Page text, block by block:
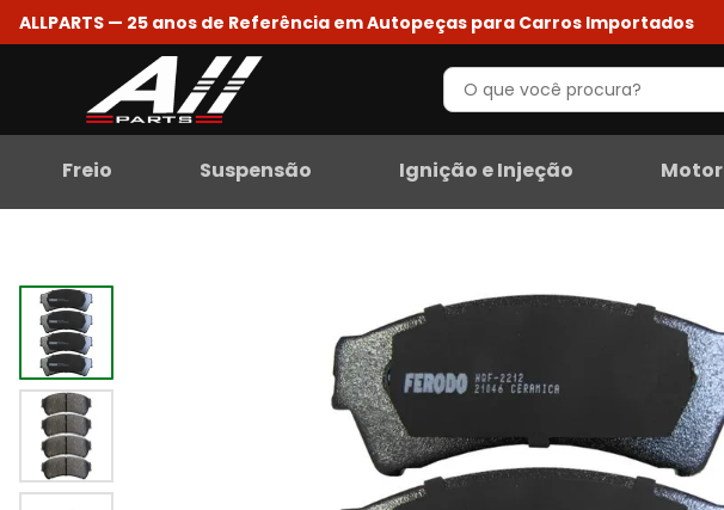
ALLPARTS — 25 anos de Referência em Autopeças para Carros Importados
Freio Suspensão Ignição e Injeção Motor